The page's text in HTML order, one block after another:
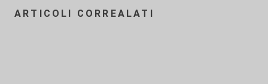
ARTICOLI CORREALATI